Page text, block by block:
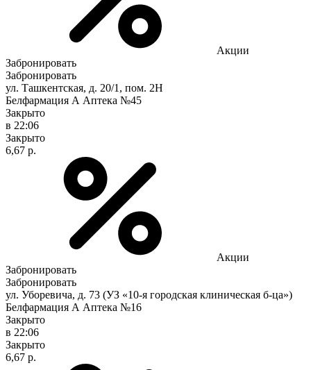
Акции
Забронировать
Забронировать
ул. Ташкентская, д. 20/1, пом. 2Н
Белфармация А Аптека №45
Закрыто
в 22:06
Закрыто
6,67 р.
Акции
Забронировать
Забронировать
ул. Уборевича, д. 73 (УЗ «10-я городская клиническая б-ца»)
Белфармация А Аптека №16
Закрыто
в 22:06
Закрыто
6,67 р.